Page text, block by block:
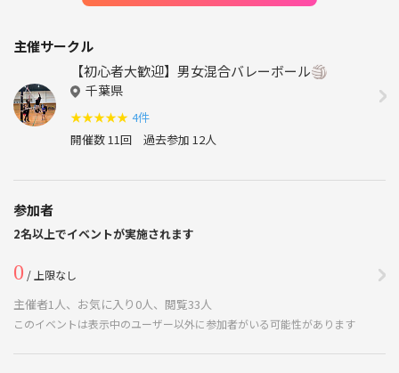
主催サークル
【初心者大歓迎】男女混合バレーボール🏐
千葉県
★★★★★ 4件
開催数 11回 過去参加 12人
参加者
2名以上でイベントが実施されます
0 / 上限なし
主催者1人、お気に入り0人、閲覧33人
このイベントは表示中のユーザー以外に参加者がいる可能性があります